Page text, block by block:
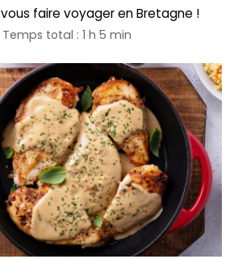
faire voyager en Bretagne !
Temps total : 1 h 5 min